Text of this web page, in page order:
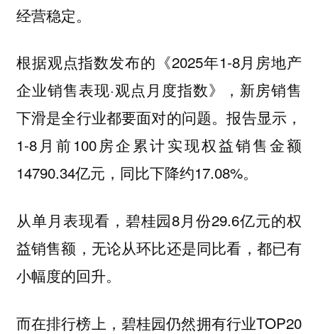
经营稳定。
根据观点指数发布的《2025年1-8月房地产
企业销售表现·观点月度指数》，新房销售
下滑是全行业都要面对的问题。报告显示，
1-8月前100房企累计实现权益销售金额
14790.34亿元，同比下降约17.08%。
从单月表现看，碧桂园8月份29.6亿元的权
益销售额，无论从环比还是同比看，都已有
小幅度的回升。
而在排行榜上，碧桂园仍然拥有行业TOP20